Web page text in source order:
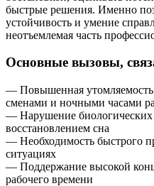
быстрые решения. Именно
устойчивость и умение
неотъемлемая часть
Основные вызовы,
— Повышенная
сменами и ночными часами
— Нарушение
восстановлением сна
— Необходимость быстрого
ситуациях
— Поддержание высокой
рабочего времени